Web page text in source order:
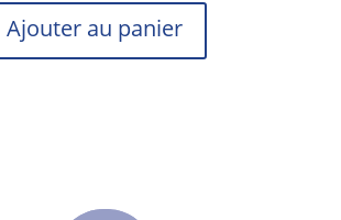
initial
prix
Ajouter au panier